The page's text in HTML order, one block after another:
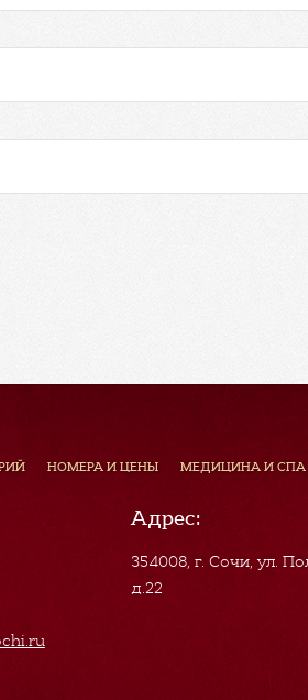
НОМЕРА И ЦЕНЫ МЕДИЦИНА И СПА
Адрес:
354008, г. Сочи,ул.
д.22